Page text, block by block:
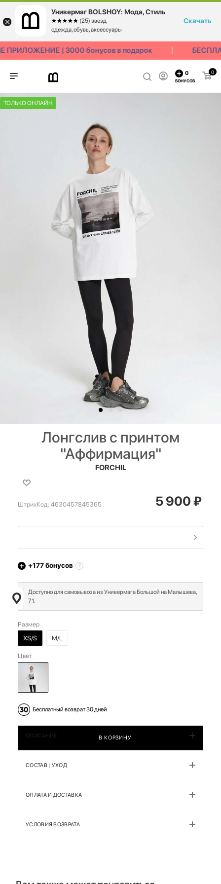
| 3000 бонусов в подарок
0
0
БОНУСОВ
ТОЛЬКО ОНЛАЙН
Лонгслив с принтом
"Аффирмация"
FORCHIL
ШтрихКод: 4630457845365 5 900₽
+177бонусов
Доступно для самовывоза из Универмага Большой на Малышева,
71.
Размер
XS/S
M/L
Цвет
Бесплатный возврат 30 дней
В КОРЗИНУ
ОПИСАНИЕ
СОСТАВ | УХОД
ОПЛАТА И ДОСТАВКА
УСЛОВИЯ ВОЗВРАТА
Универмаг BOLSHOY: Мода, Стиль
☆☆☆☆☆
★★★★★ (25) звезд
одежда, обувь, аксессуары
Скачать